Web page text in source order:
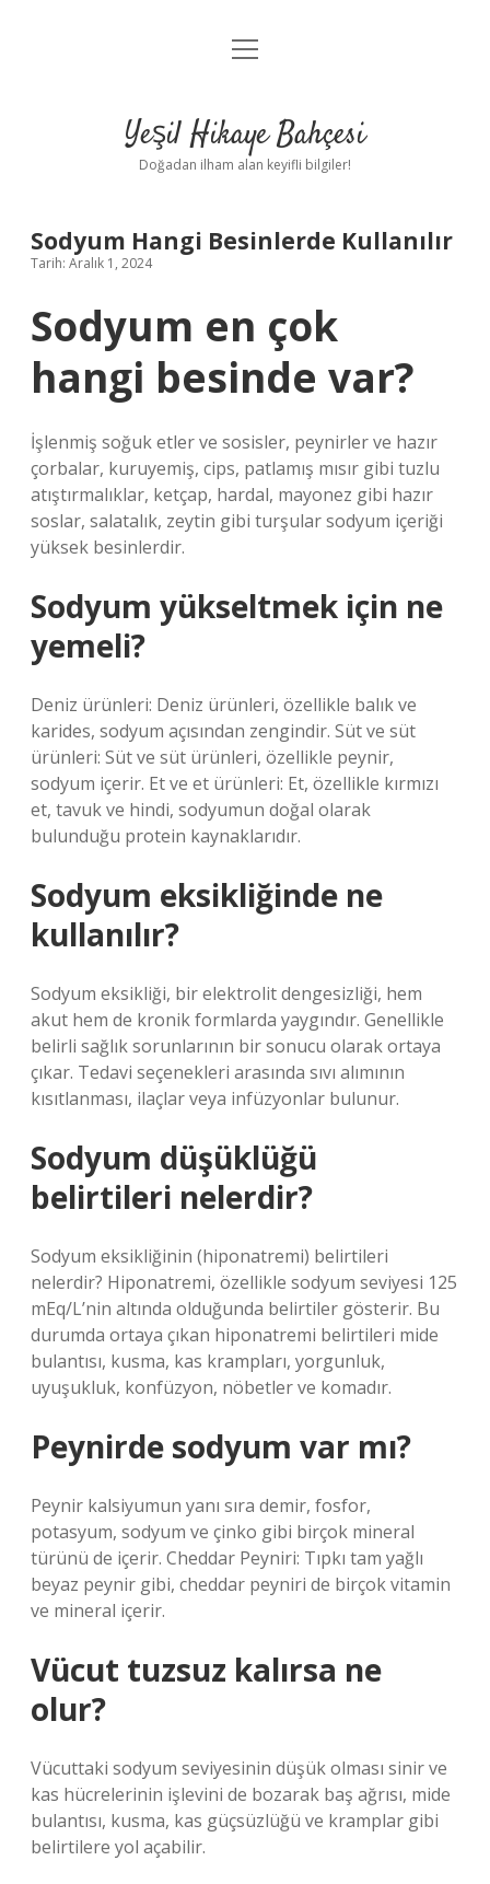
Anasayfa
Yasal Uyarı
menüyü
Yeşil Hikaye Bahçesi
Doğadan ilham alan keyifli bilgiler!
Sodyum Hangi Besinlerde Kullanılır
Tarih: Aralık 1, 2024
Sodyum en çok
hangi besinde var?
İşlenmiş soğuk etler ve sosisler, peynirler ve hazır
çorbalar, kuruyemiş, cips, patlamış mısır gibi tuzlu
atıştırmalıklar, ketçap, hardal, mayonez gibi hazır
soslar, salatalık, zeytin gibi turşular sodyum içeriği
yüksek besinlerdir.
Sodyum yükseltmek için ne
yemeli?
Deniz ürünleri: Deniz ürünleri, özellikle balık ve
karides, sodyum açısından zengindir. Süt ve süt
ürünleri: Süt ve süt ürünleri, özellikle peynir,
sodyum içerir. Et ve et ürünleri: Et, özellikle kırmızı
et, tavuk ve hindi, sodyumun doğal olarak
bulunduğu protein kaynaklarıdır.
Sodyum eksikliğinde ne
kullanılır?
Sodyum eksikliği, bir elektrolit dengesizliği, hem
akut hem de kronik formlarda yaygındır. Genellikle
belirli sağlık sorunlarının bir sonucu olarak ortaya
çıkar. Tedavi seçenekleri arasında sıvı alımının
kısıtlanması, ilaçlar veya infüzyonlar bulunur.
Sodyum düşüklüğü
belirtileri nelerdir?
Sodyum eksikliğinin (hiponatremi) belirtileri
nelerdir? Hiponatremi, özellikle sodyum seviyesi 125
mEq/L’nin altında olduğunda belirtiler gösterir. Bu
durumda ortaya çıkan hiponatremi belirtileri mide
bulantısı, kusma, kas krampları, yorgunluk,
uyuşukluk, konfüzyon, nöbetler ve komadır.
Peynirde sodyum var mı?
Peynir kalsiyumun yanı sıra demir, fosfor,
potasyum, sodyum ve çinko gibi birçok mineral
türünü de içerir. Cheddar Peyniri: Tıpkı tam yağlı
beyaz peynir gibi, cheddar peyniri de birçok vitamin
ve mineral içerir.
Vücut tuzsuz kalırsa ne
olur?
Vücuttaki sodyum seviyesinin düşük olması sinir ve
kas hücrelerinin işlevini de bozarak baş ağrısı, mide
bulantısı, kusma, kas güçsüzlüğü ve kramplar gibi
belirtilere yol açabilir.